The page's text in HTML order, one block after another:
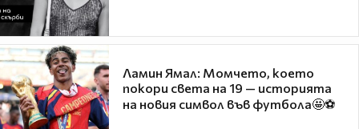
Ламин Ямал: Момчето, което
покори света на 19 — историята
на новия символ във футбола🤩⚽